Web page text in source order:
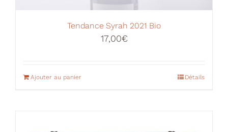
Tendance Syrah 2021 Bio
17,00€
Ajouter au panier Détails